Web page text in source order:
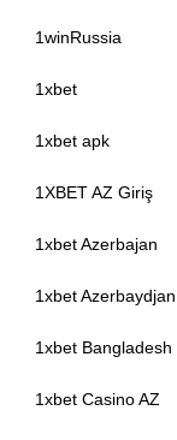
1winRussia
1xbet
1xbet apk
1XBET AZ Giriş
1xbet Azerbajan
1xbet Azerbaydjan
1xbet Bangladesh
1xbet Casino AZ